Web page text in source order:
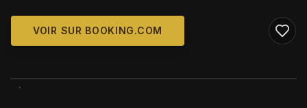
VOIR SUR BOOKING.COM